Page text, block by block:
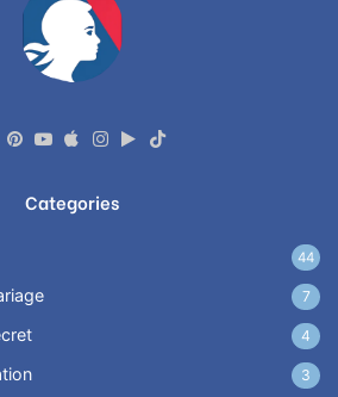
Facebook
Pinterest
YouTube
AppleInstagram
Google
Categories
44
7
4
3